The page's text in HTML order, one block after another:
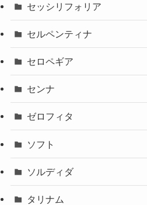
セッシリフォリア
セルペンティナ
セロペギア
センナ
ゼロフィタ
ソフト
ソルディダ
タリナム